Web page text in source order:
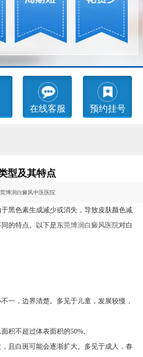
在线客服 预约挂号
型及其特点
博润白癜风中医医院
黑色素生成减少或消失，导致皮肤颜色减
的特点。以下是东莞博润白癜风医院对白
一，边界清楚。多见于儿童，发展较慢，
积不超过体表面积的50%。
且白斑可能会逐渐扩大。多见于成人，春